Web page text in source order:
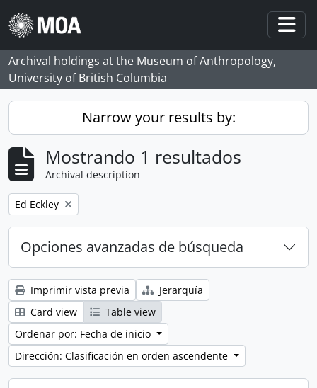
Skip to main content
Archival holdings at the Museum of Anthropology,
University of British Columbia
Narrow your results by:
Mostrando 1 resultados
Archival description
Remove filter:
Ed Eckley
Opciones avanzadas de búsqueda
Imprimir vista previa
Jerarquía
Card view
Table view
Ordenar por: Fecha de inicio
Dirección: Clasificación en orden ascendente